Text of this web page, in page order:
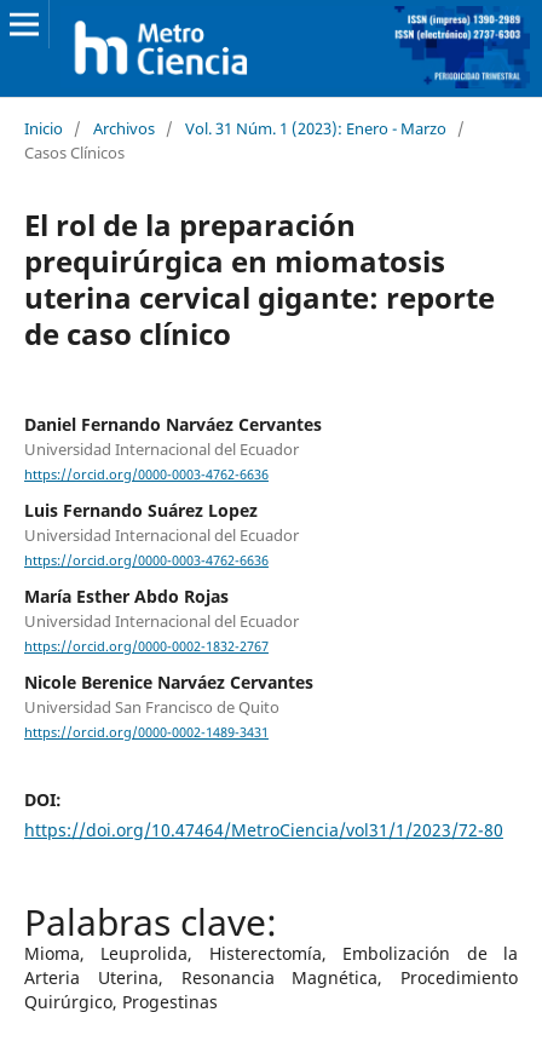
Inicio / Archivos / Vol. 31 Núm. 1 (2023): Enero - Marzo /
Casos Clínicos
El rol de la preparación
prequirúrgica en miomatosis
uterina cervical gigante: reporte
de caso clínico
Daniel Fernando Narváez Cervantes
Universidad Internacional del Ecuador
https://orcid.org/0000-0003-4762-6636
Luis Fernando Suárez Lopez
Universidad Internacional del Ecuador
https://orcid.org/0000-0003-4762-6636
María Esther Abdo Rojas
Universidad Internacional del Ecuador
https://orcid.org/0000-0002-1832-2767
Nicole Berenice Narváez Cervantes
Universidad San Francisco de Quito
https://orcid.org/0000-0002-1489-3431
DOI:
https://doi.org/10.47464/MetroCiencia/vol31/1/2023/72-80
Mioma, Leuprolida, Histerectomía, Embolización de la
Arteria Uterina, Resonancia Magnética, Procedimiento
Quirúrgico, Progestinas